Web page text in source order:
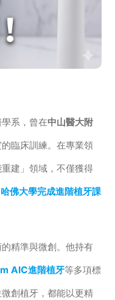
系，曾在中山醫大附
臨床訓練。在專業領
建」領域，不僅獲得
哈佛大學完成進階植牙課
精準與微創。他持有
AIC進階植牙等多項標
創植牙，都能以更精